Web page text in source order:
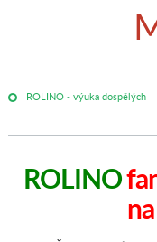
let
ROLINO - výuka dospělých
ROLINO